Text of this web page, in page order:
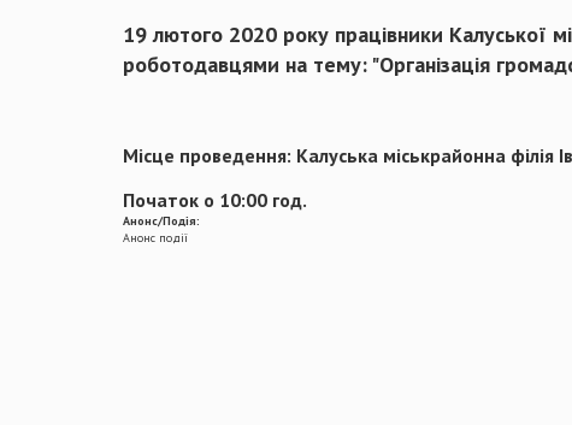
19 лютого 2020 року працівники Калуської
роботодавцями на тему: "Організація
Місце проведення: Калуська міськрайонна філія
Початок о 10:00 год.
Анонс/Подія:
Анонс події